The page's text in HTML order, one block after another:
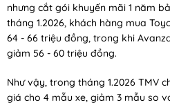
nhưng cắt gói khuyến mãi 1 năm
tháng 1.2026, khách hàng mua
64 - 66 triệu đồng, trong khi
giảm 56 - 60 triệu đồng.
Như vậy, trong tháng 1.2026 TMV
giá cho 4 mẫu xe, giảm 3 mẫu so